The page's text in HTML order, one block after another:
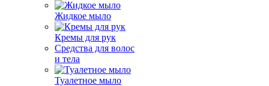
Жидкое мыло
Кремы для рук
Средства для волос
и тела
Туалетное мыло